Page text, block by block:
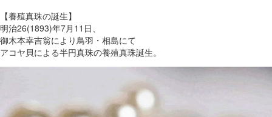
【養殖真珠の誕生】
明治26(1893)年7月11日、
御木本幸吉翁により鳥羽・相島にて
アコヤ貝による半円真珠の養殖真珠誕生。